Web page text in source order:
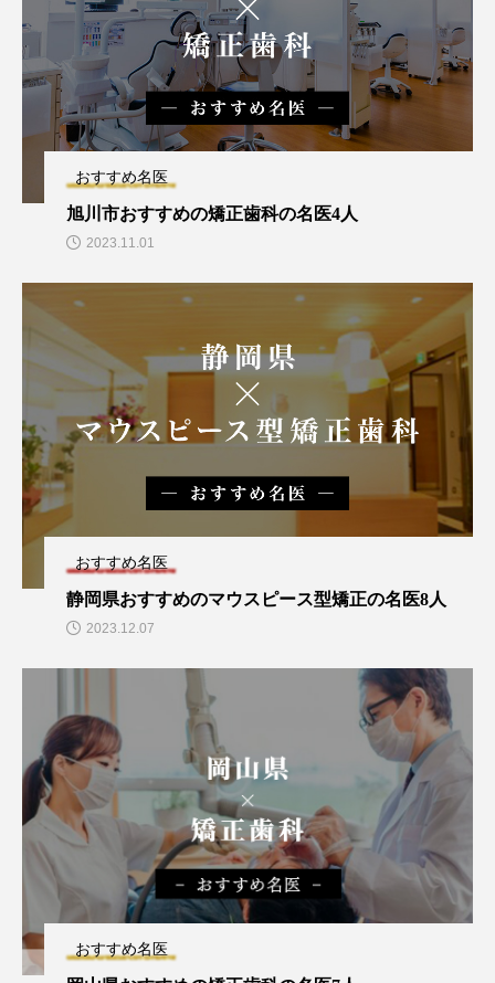
おすすめ名医
旭川市おすすめの矯正歯科の名医4人
2023.11.01
おすすめ名医
静岡県おすすめのマウスピース型矯正の名医8人
2023.12.07
おすすめ名医